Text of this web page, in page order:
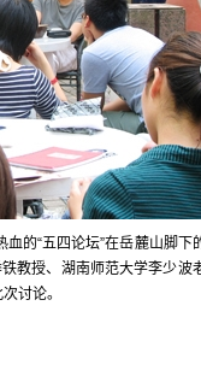
的“五四论坛”在岳麓山脚下
教授、湖南师范大学李少波
讨论。